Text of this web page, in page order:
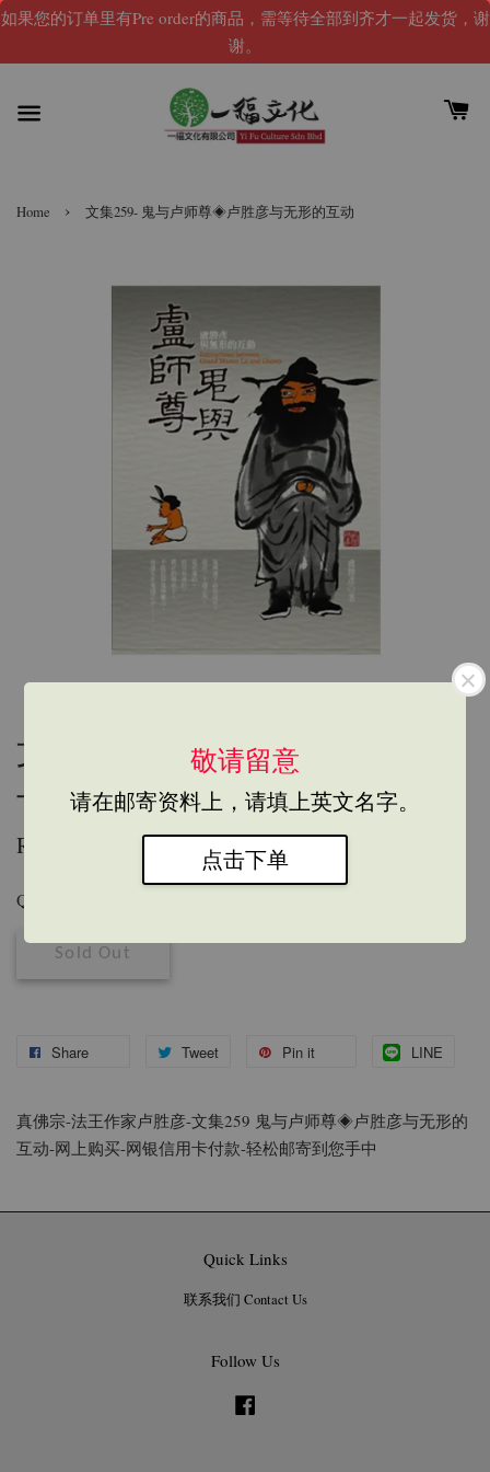
如果您的订单里有Pre order的商品，需等待全部到齐才一起发货，谢
谢。
敬请留意
请在邮寄资料上，请填上英文名字。
点击下单
Home › 文集259- 鬼与卢师尊◈卢胜彦与无形的互动
文集259- 鬼与卢师尊◈卢胜彦
与无形的互动
RM 45.00
Quantity
Sold Out
Share Tweet Pin it LINE
真佛宗-法王作家卢胜彦-文集259 鬼与卢师尊◈卢胜彦与无形的
互动-网上购买-网银信用卡付款-轻松邮寄到您手中
Quick Links
联系我们 Contact Us
Follow Us